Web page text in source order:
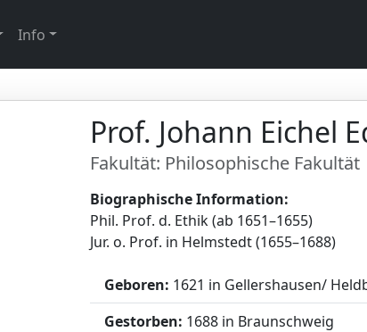
Info
Prof. Johann Eichel
Fakultät: Philosophische Fakultät
Biographische Information:
Phil. Prof. d. Ethik (ab 1651–1655)
Jur. o. Prof. in Helmstedt (1655–1688)
Geboren: 1621 in Gellershausen/
Gestorben: 1688 in Braunschweig